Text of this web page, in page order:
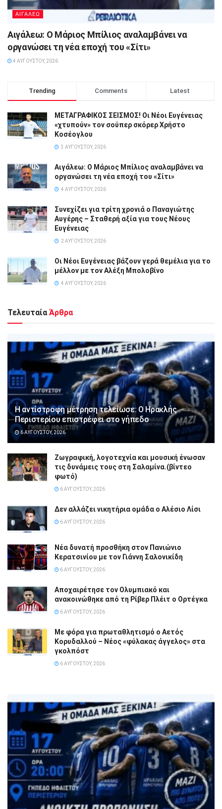
ΑΙΓΑΛΕΩ
Αιγάλεω: Ο Μάριος Μπίλιος αναλαμβάνει να
οργανώσει τη νέα εποχή του «Σίτι»
4 ΑΥΓΟΎΣΤΟΥ, 2026
Trending Comments Latest
ΜΕΤΑΓΡΑΦΙΚΟΣ ΣΕΙΣΜΟΣ! Οι Νέοι Ευγένειας
«χτυπούν» τον σούπερ σκόρερ Χρήστο
Κοσέογλου
3 ΑΥΓΟΎΣΤΟΥ, 2026
Αιγάλεω: Ο Μάριος Μπίλιος αναλαμβάνει να
οργανώσει τη νέα εποχή του «Σίτι»
4 ΑΥΓΟΎΣΤΟΥ, 2026
Συνεχίζει για τρίτη χρονιά ο Παναγιώτης
Αυγέρης – Σταθερή αξία για τους Νέους
Ευγένειας
2 ΑΥΓΟΎΣΤΟΥ, 2026
Οι Νέοι Ευγένειας βάζουν γερά θεμέλια για το
μέλλον με τον Αλέξη Μπολοβίνο
4 ΑΥΓΟΎΣΤΟΥ, 2026
Τελευταία Άρθρα
Η αντίστροφη μέτρηση τελείωσε: Ο Ηρακλής
Περιστερίου επιστρέφει στο γήπεδο
6 ΑΥΓΟΎΣΤΟΥ, 2026
Ζωγραφική, λογοτεχνία και μουσική ένωσαν
τις δυνάμεις τους στη Σαλαμίνα.(βίντεο
φωτό)
6 ΑΥΓΟΎΣΤΟΥ, 2026
Δεν αλλάζει νικητήρια ομάδα ο Αλέσιο Λίσι
6 ΑΥΓΟΎΣΤΟΥ, 2026
Νέα δυνατή προσθήκη στον Πανιώνιο
Κερατσινίου με τον Γιάννη Σαλονικίδη
6 ΑΥΓΟΎΣΤΟΥ, 2026
Αποχαιρέτησε τον Ολυμπιακό και
ανακοινώθηκε από τη Ρίβερ Πλέιτ ο Ορτέγκα
6 ΑΥΓΟΎΣΤΟΥ, 2026
Με φόρα για πρωταθλητισμό ο Αετός
Κορυδαλλού – Νέος «φύλακας άγγελος» στα
γκολπόστ
6 ΑΥΓΟΎΣΤΟΥ, 2026